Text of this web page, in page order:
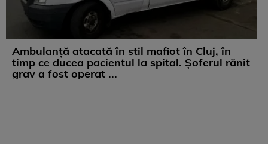
Ambulanță atacată în stil mafiot în Cluj, în
timp ce ducea pacientul la spital. Șoferul rănit
grav a fost operat ...